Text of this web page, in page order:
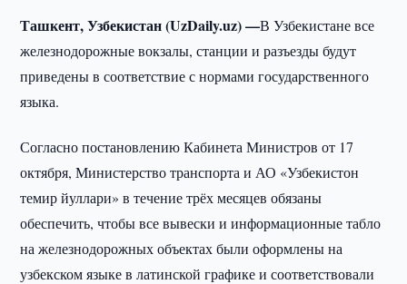
Ташкент, Узбекистан (UzDaily.uz) —В Узбекистане все
железнодорожные вокзалы, станции и разъезды будут
приведены в соответствие с нормами государственного
языка.
Согласно постановлению Кабинета Министров от 17
октября, Министерство транспорта и АО «Узбекистон
темир йуллари» в течение трёх месяцев обязаны
обеспечить, чтобы все вывески и информационные табло
на железнодорожных объектах были оформлены на
узбекском языке в латинской графике и соответствовали